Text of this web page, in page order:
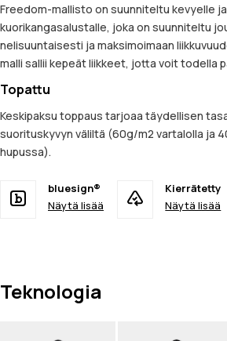
Freedom-mallisto on suunniteltu kevyelle
kuorikangasalustalle, joka on suunniteltu
nelisuuntaisesti ja maksimoimaan
malli sallii kepeät liikkeet, jotta voit todella
Topattu
Keskipaksu toppaus tarjoaa täydellisen
suorituskyvyn väliltä (60g/m2 vartalolla ja
hupussa).
bluesign®
Näytä lisää
Kierrätetty
Näytä lisää
Teknologia